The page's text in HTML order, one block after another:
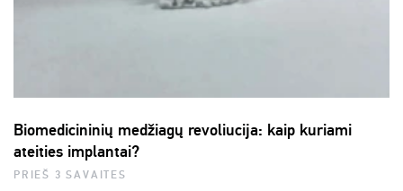
Biomedicininių medžiagų revoliucija: kaip kuriami
ateities implantai?
PRIEŠ 3 SAVAITES